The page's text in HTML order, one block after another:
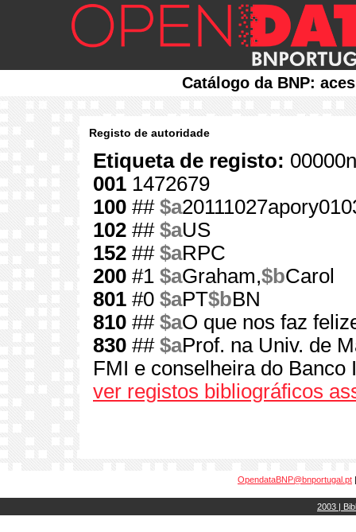
Catálogo da BNP:
Registo de autoridade
Etiqueta de registo:
001 1472679
100 ## $a
102 ## $aUS
152 ## $aRPC
200 #1 $aGraham,$bCarol
801 #0 $aPT$bBN
810 ## $aO que nos faz
830 ## $aProf. na Univ. de
FMI e conselheira do
ver registos bibliográficos
OpendataBNP@bnportugal.pt
2003 |